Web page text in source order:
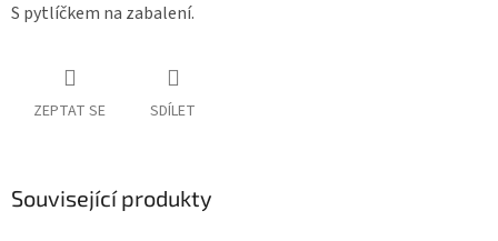
S pytlíčkem na zabalení.
ZEPTAT SE SDÍLET
Související produkty